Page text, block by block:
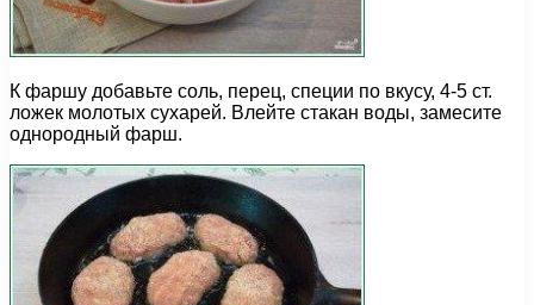
К фаршу добавьте соль, перец, специи по вкусу, 4-5 ст.
ложек молотых сухарей. Влейте стакан воды, замесите
однородный фарш.